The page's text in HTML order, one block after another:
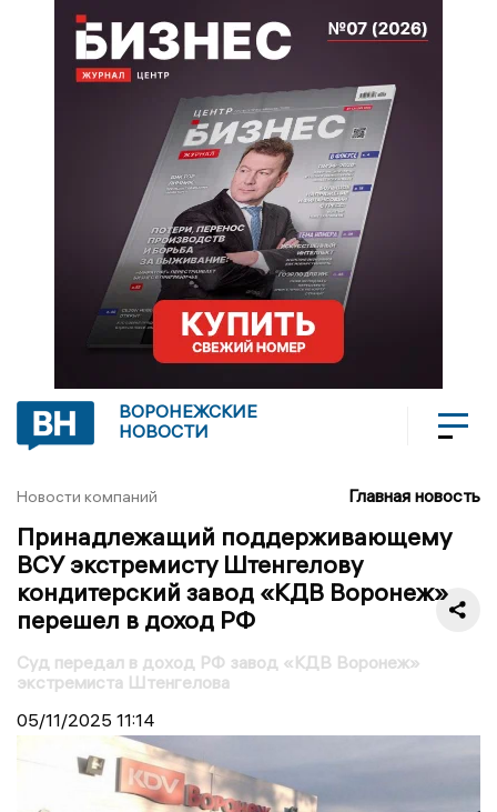
ВОРОНЕЖСКИЕ
НОВОСТИ
Новости компаний Главная новость
Принадлежащий поддерживающему
ВСУ экстремисту Штенгелову
кондитерский завод «КДВ Воронеж»
перешел в доход РФ
Суд передал в доход РФ завод «КДВ Воронеж»
экстремиста Штенгелова
05/11/2025 11:14